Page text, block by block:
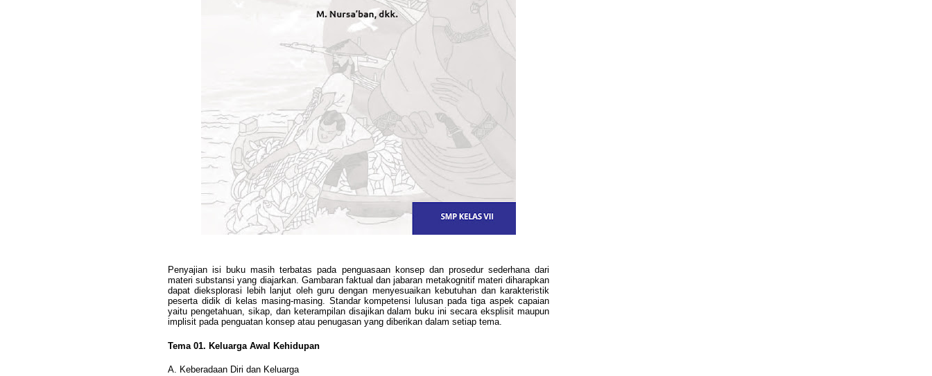
Penyajian isi buku masih terbatas pada penguasaan konsep dan prosedur sederhana dari
materi substansi yang diajarkan. Gambaran faktual dan jabaran metakognitif materi diharapkan
dapat dieksplorasi lebih lanjut oleh guru dengan menyesuaikan kebutuhan dan karakteristik
peserta didik di kelas masing-masing. Standar kompetensi lulusan pada tiga aspek capaian
yaitu pengetahuan, sikap, dan keterampilan disajikan dalam buku ini secara eksplisit maupun
implisit pada penguatan konsep atau penugasan yang diberikan dalam setiap tema.
Tema 01. Keluarga Awal Kehidupan
A. Keberadaan Diri dan Keluarga